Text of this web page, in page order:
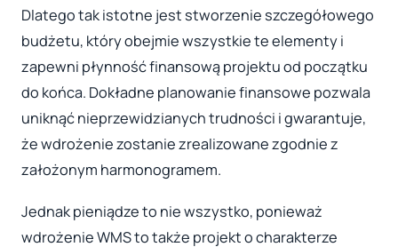
Dlatego tak istotne jest stworzenie szczegółowego
budżetu, który obejmie wszystkie te elementy i
zapewni płynność finansową projektu od początku
do końca. Dokładne planowanie finansowe pozwala
uniknąć nieprzewidzianych trudności i gwarantuje,
że wdrożenie zostanie zrealizowane zgodnie z
założonym harmonogramem.
Jednak pieniądze to nie wszystko, ponieważ
wdrożenie WMS to także projekt o charakterze